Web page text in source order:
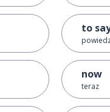
to
now
teraz